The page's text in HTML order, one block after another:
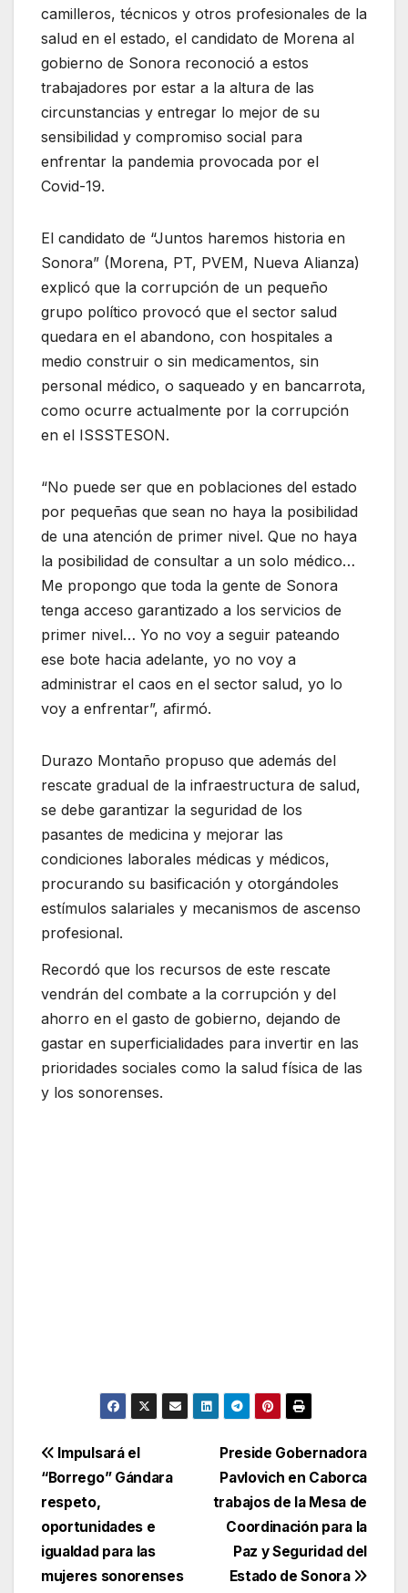
camilleros, técnicos y otros profesionales de la
salud en el estado, el candidato de Morena al
gobierno de Sonora reconoció a estos
trabajadores por estar a la altura de las
circunstancias y entregar lo mejor de su
sensibilidad y compromiso social para
enfrentar la pandemia provocada por el
Covid-19.
El candidato de “Juntos haremos historia en
Sonora” (Morena, PT, PVEM, Nueva Alianza)
explicó que la corrupción de un pequeño
grupo político provocó que el sector salud
quedara en el abandono, con hospitales a
medio construir o sin medicamentos, sin
personal médico, o saqueado y en bancarrota,
como ocurre actualmente por la corrupción
en el ISSSTESON.
“No puede ser que en poblaciones del estado
por pequeñas que sean no haya la posibilidad
de una atención de primer nivel. Que no haya
la posibilidad de consultar a un solo médico…
Me propongo que toda la gente de Sonora
tenga acceso garantizado a los servicios de
primer nivel… Yo no voy a seguir pateando
ese bote hacia adelante, yo no voy a
administrar el caos en el sector salud, yo lo
voy a enfrentar”, afirmó.
Durazo Montaño propuso que además del
rescate gradual de la infraestructura de salud,
se debe garantizar la seguridad de los
pasantes de medicina y mejorar las
condiciones laborales médicas y médicos,
procurando su basificación y otorgándoles
estímulos salariales y mecanismos de ascenso
profesional.
Recordó que los recursos de este rescate
vendrán del combate a la corrupción y del
ahorro en el gasto de gobierno, dejando de
gastar en superficialidades para invertir en las
prioridades sociales como la salud física de las
y los sonorenses.
Navegación
de
entradas
Preside Gobernadora
Pavlovich en Caborca
trabajos de la Mesa de
Coordinación para la
Paz y Seguridad del
Estado de Sonora
Impulsará el
“Borrego” Gándara
respeto,
oportunidades e
igualdad para las
mujeres sonorenses